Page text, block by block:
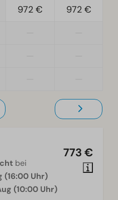
972 € 972 €
773 €
bei
(16:00 Uhr)
(10:00 Uhr)